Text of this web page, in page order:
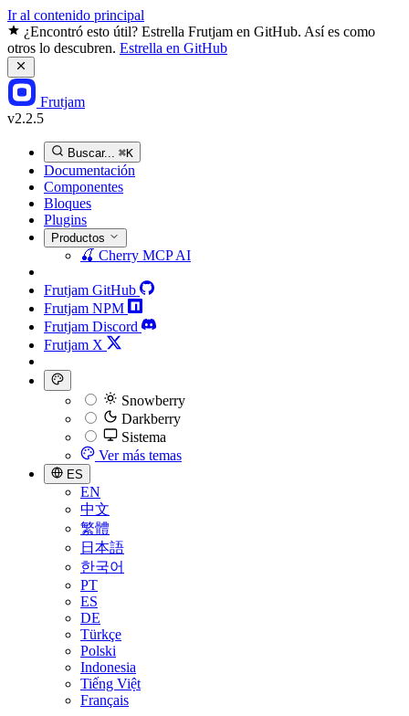
Ir al contenido principal
¿Encontró esto útil? Estrella Frutjam en GitHub. Así es como
otros lo descubren. Estrella en GitHub
Frutjam
v2.2.5
Buscar... ⌘K
Documentación
Componentes
Bloques
Plugins
Productos
🍒 Cherry MCPAI
Frutjam GitHub
Frutjam NPM
Frutjam Discord
Frutjam X
Snowberry
Darkberry
Sistema
Ver más temas
ES
EN
中文
繁體
日本語
한국어
PT
ES
DE
Türkçe
Polski
Indonesia
Tiếng Việt
Français